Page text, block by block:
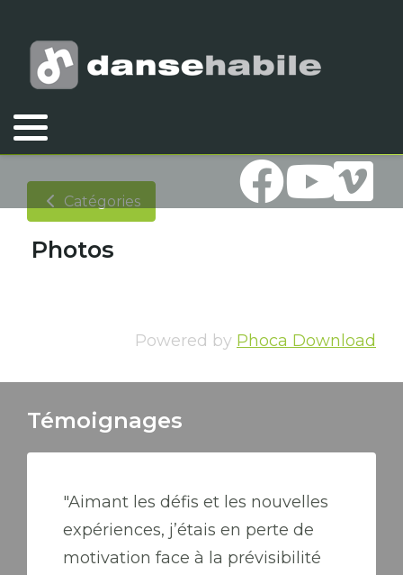
Vous êtes ici :
Documents
Catégories
Photos
Powered by Phoca Download
Témoignages
"Aimant les défis et les nouvelles
expériences, j’étais en perte de
motivation face à la prévisibilité